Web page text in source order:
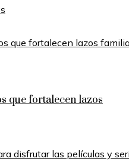
que fortalecen lazos